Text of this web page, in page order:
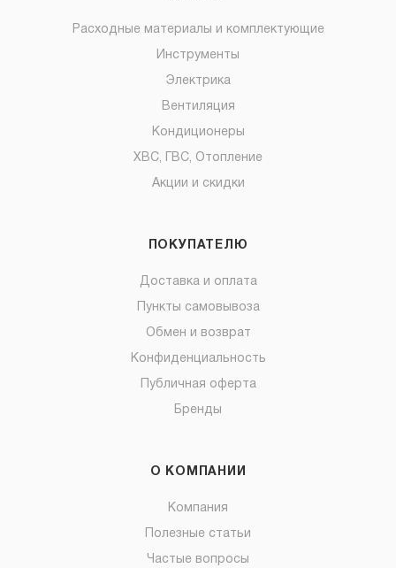
Расходные материалы и комплектующие
Инструменты
Электрика
Вентиляция
Кондиционеры
ХВС, ГВС, Отопление
Акции и скидки
ПОКУПАТЕЛЮ
Доставка и оплата
Пункты самовывоза
Обмен и возврат
Конфиденциальность
Публичная оферта
Бренды
О КОМПАНИИ
Компания
Полезные статьи
Частые вопросы